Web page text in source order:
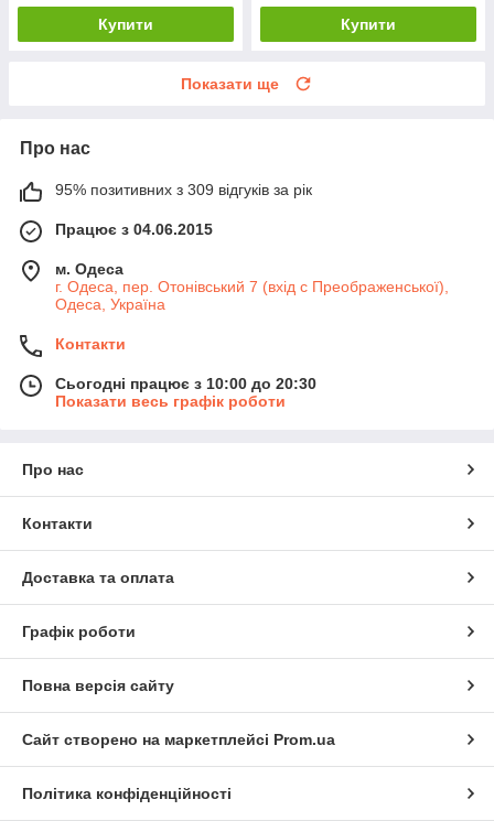
Купити Купити
Показати ще
Про нас
95% позитивних з 309 відгуків за рік
Працює з 04.06.2015
м. Одеса
г. Одеса, пер. Отонівський 7 (вхід с Преображенської),
Одеса, Україна
Контакти
Сьогодні працює з 10:00 до 20:30
Показати весь графік роботи
Про нас
Контакти
Доставка та оплата
Графік роботи
Повна версія сайту
Сайт створено на маркетплейсі Prom.ua
Політика конфіденційності